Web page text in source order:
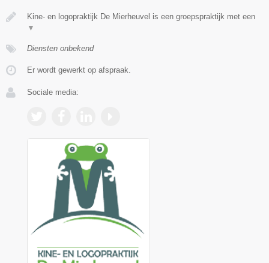
Kine- en logopraktijk De Mierheuvel is een groepspraktijk met een
▼
Diensten onbekend
Er wordt gewerkt op afspraak.
Sociale media: